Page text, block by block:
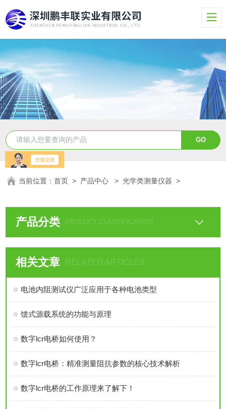
当前位置：首页 > 产品中心 >光学类测量仪器 >
产品分类 PRODUCT CLASSIFICATION
相关文章 RELATED ARTICLES
电池内阻测试仪广泛应用于各种电池类型
馈式源载系统的功能与原理
数字lcr电桥如何使用？
数字lcr电桥：精准测量阻抗参数的核心技术解析
数字lcr电桥的工作原理来了解下！